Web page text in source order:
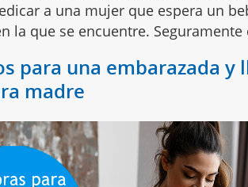
a una mujer que espera un
la que se encuentre.
para una embarazada y
madre